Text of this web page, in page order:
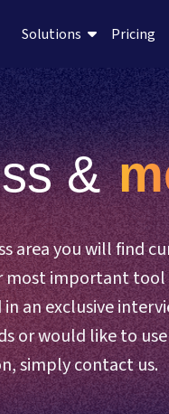
Solutions Pricing
&
area you will find
most important tool
an exclusive
or would like to
simply contact us.